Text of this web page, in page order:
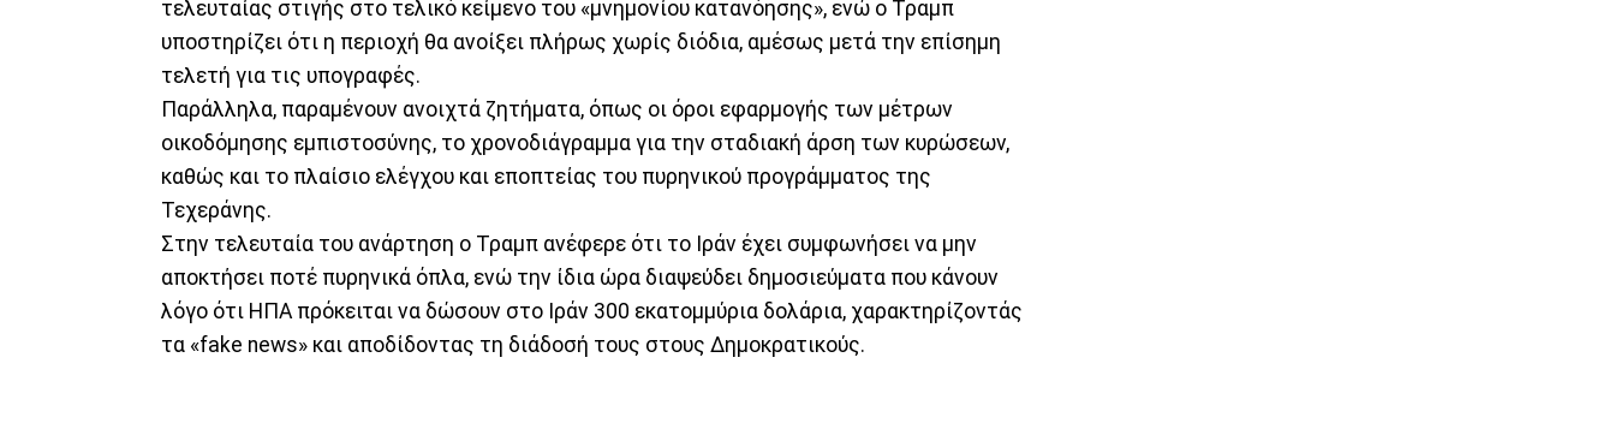
τελευταίας στιγής στο τελικό κείμενο του «μνημονίου κατανόησης», ενώ ο Τραμπ
υποστηρίζει ότι η περιοχή θα ανοίξει πλήρως χωρίς διόδια, αμέσως μετά την επίσημη
τελετή για τις υπογραφές.
Παράλληλα, παραμένουν ανοιχτά ζητήματα, όπως οι όροι εφαρμογής των μέτρων
οικοδόμησης εμπιστοσύνης, το χρονοδιάγραμμα για την σταδιακή άρση των κυρώσεων,
καθώς και το πλαίσιο ελέγχου και εποπτείας του πυρηνικού προγράμματος της
Τεχεράνης.
Στην τελευταία του ανάρτηση ο Τραμπ ανέφερε ότι το Ιράν έχει συμφωνήσει να μην
αποκτήσει ποτέ πυρηνικά όπλα, ενώ την ίδια ώρα διαψεύδει δημοσιεύματα που κάνουν
λόγο ότι ΗΠΑ πρόκειται να δώσουν στο Ιράν 300 εκατομμύρια δολάρια, χαρακτηρίζοντάς
τα «fake news» και αποδίδοντας τη διάδοσή τους στους Δημοκρατικούς.